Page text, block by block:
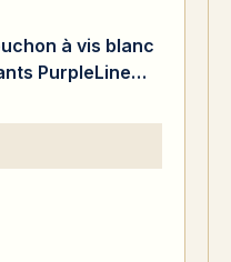
à vis blanc
PurpleLine